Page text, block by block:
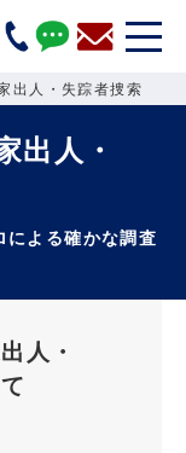
出人・失踪者捜索
出人・
による確かな調査
人・